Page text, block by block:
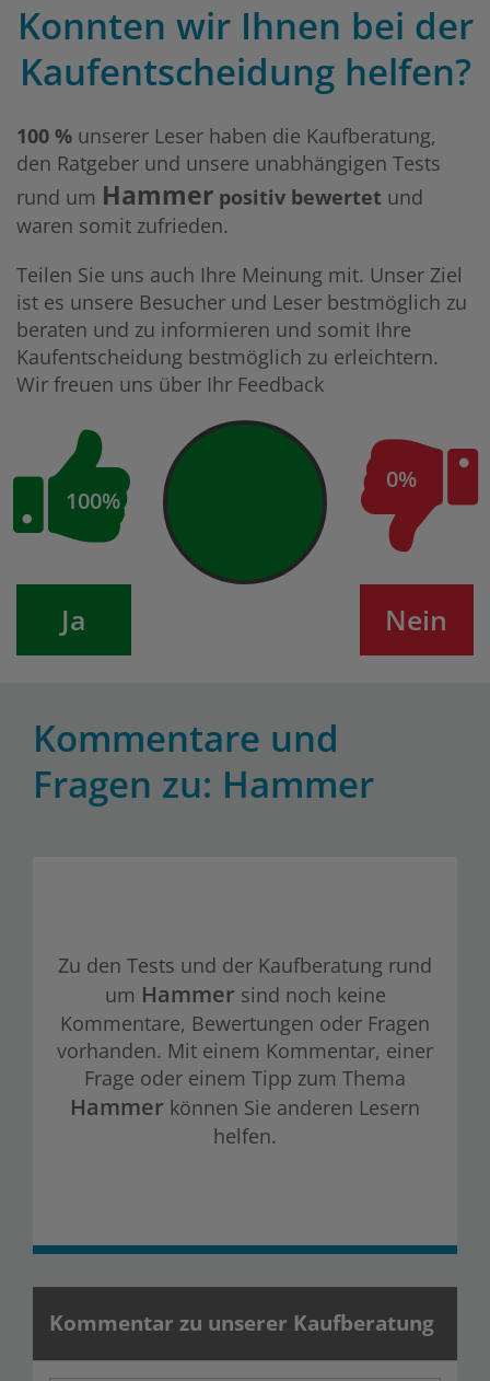
Konnten wir Ihnen bei der
Kaufentscheidung helfen?
100 % unserer Leser haben die Kaufberatung,
den Ratgeber und unsere unabhängigen Tests
rund um Hammer positiv bewertet und
waren somit zufrieden.
Teilen Sie uns auch Ihre Meinung mit. Unser Ziel
ist es unsere Besucher und Leser bestmöglich zu
beraten und zu informieren und somit Ihre
Kaufentscheidung bestmöglich zu erleichtern.
Wir freuen uns über Ihr Feedback
100%
0%
Ja Nein
Kommentare und
Fragen zu: Hammer
Zu den Tests und der Kaufberatung rund
um Hammer sind noch keine
Kommentare, Bewertungen oder Fragen
vorhanden. Mit einem Kommentar, einer
Frage oder einem Tipp zum Thema
Hammer können Sie anderen Lesern
helfen.
Kommentar zu unserer Kaufberatung